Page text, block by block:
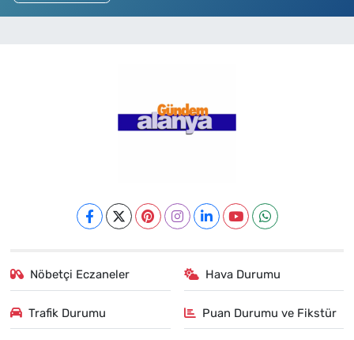
Nöbetçi Eczaneler Hava Durumu
Trafik Durumu Puan Durumu ve Fikstür